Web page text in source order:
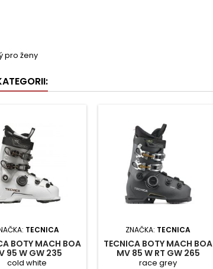
pro ženy
TECNICA
BOTY MACH BOA
95 W GW 235
cold white
ZNAČKA: TECNICA
TECNICA BOTY MACH BOA
MV 85 W RT GW 265
race grey